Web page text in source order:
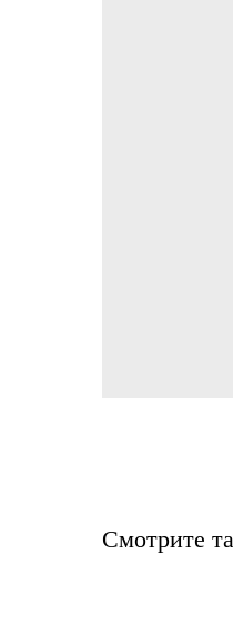
Смотрите